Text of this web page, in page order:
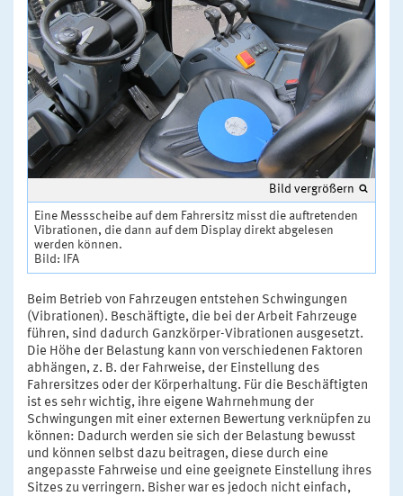
Bild vergrößern
Eine Messscheibe auf dem Fahrersitz misst die auftretenden
Vibrationen, die dann auf dem Display direkt abgelesen
werden können.
Bild: IFA
Beim Betrieb von Fahrzeugen entstehen Schwingungen
(Vibrationen). Beschäftigte, die bei der Arbeit Fahrzeuge
führen, sind dadurch Ganzkörper-Vibrationen ausgesetzt.
Die Höhe der Belastung kann von verschiedenen Faktoren
abhängen, z. B. der Fahrweise, der Einstellung des
Fahrersitzes oder der Körperhaltung. Für die Beschäftigten
ist es sehr wichtig, ihre eigene Wahrnehmung der
Schwingungen mit einer externen Bewertung verknüpfen zu
können: Dadurch werden sie sich der Belastung bewusst
und können selbst dazu beitragen, diese durch eine
angepasste Fahrweise und eine geeignete Einstellung ihres
Sitzes zu verringern. Bisher war es jedoch nicht einfach,